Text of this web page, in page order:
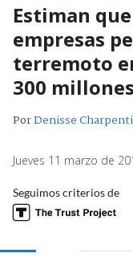
Estiman
empresas
terremoto
300
PorDenisse
Jueves 11 marzo de
Seguimos criterios de